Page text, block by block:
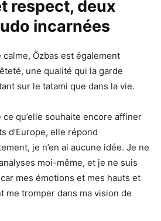
respect, deux
incarnées
calme, Özbas est également
une qualité qui la garde
sur le tatami que dans la vie.
ce qu’elle souhaite encore affiner
d’Europe, elle répond
je n’en ai aucune idée. Je ne
moi-même, et je ne suis
mes émotions et mes hauts et
me tromper dans ma vision de